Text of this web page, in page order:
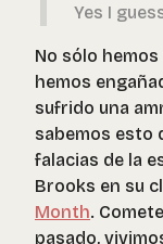
Yes I
No sólo
hemos
sufrido una
sabemos esto
falacias de la
Brooks en su
Month.
pasado,